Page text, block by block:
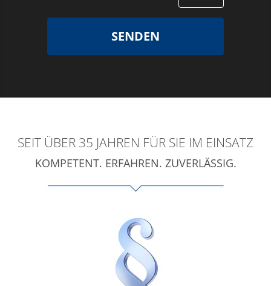
SENDEN
SEIT ÜBER 35 JAHREN FÜR SIE IM EINSATZ
KOMPETENT. ERFAHREN. ZUVERLÄSSIG.